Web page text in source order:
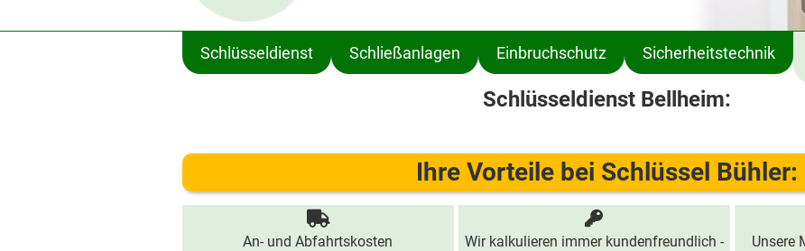
Schlüsseldienst Schließanlagen Einbruchschutz Sicherheitstechnik
Schlüsseldienst Bellheim:
Ihre Vorteile bei Schlüssel Bühler:
An- und Abfahrtskosten
Wir kalkulieren immer kundenfreundlich -
Unsere